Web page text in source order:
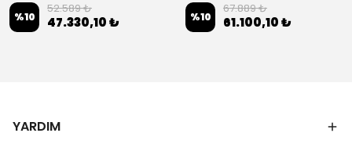
%10
52.589 ₺
47.330,10 ₺ %10
67.889 ₺
61.100,10 ₺
YARDIM